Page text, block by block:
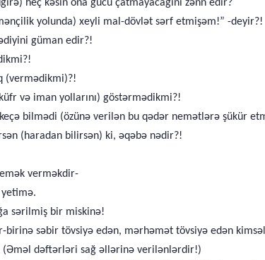
heç kəsin ona gücü çatmayacağını zənn edir?
yolunda) xeyli mal-dövlət sərf etmişəm!” -deyir?!
güman edir?!
(vermədikmi)?!
və iman yollarını) göstərmədikmi?!
bilmədi (özünə verilən bu qədər nemətlərə şükür
(haradan bilirsən) ki, əqəbə nədir?!
verməkdir-
sərilmiş bir miskinə!
birinə səbir tövsiyə edən, mərhəmət tövsiyə edən
(Əməl dəftərləri sağ əllərinə verilənlərdir!)